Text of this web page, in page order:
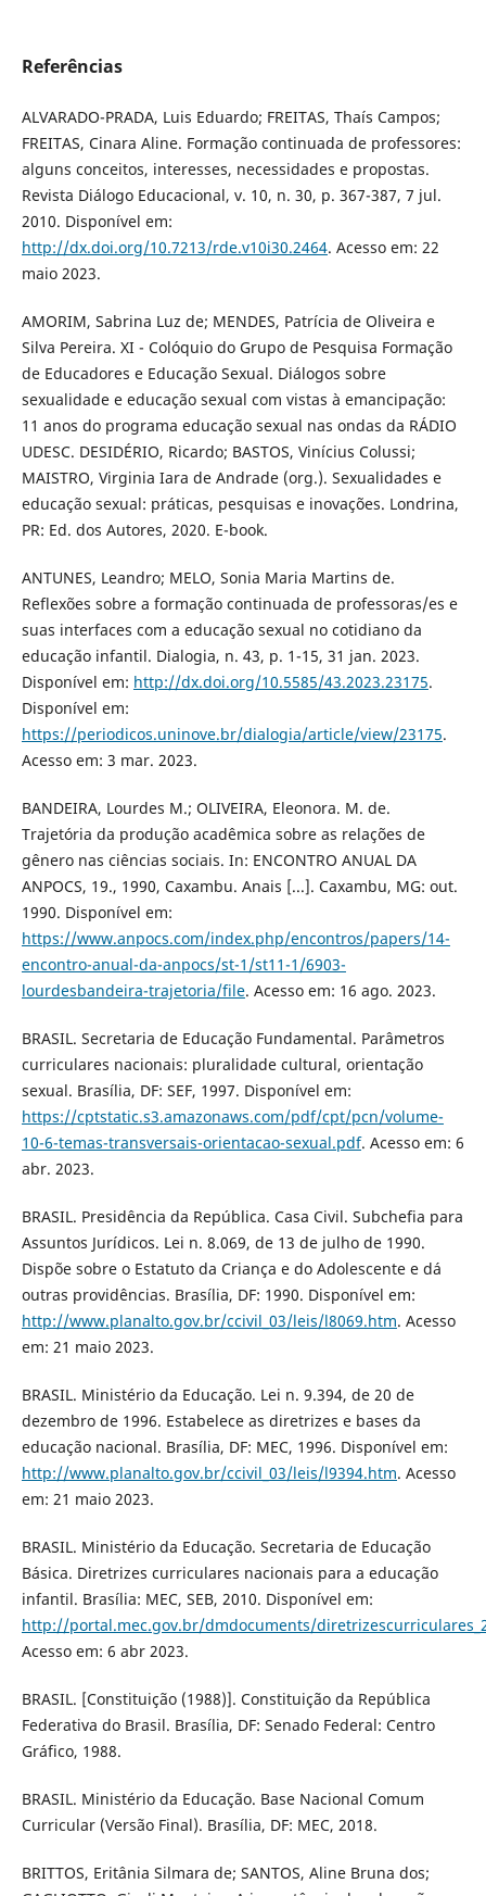
Referências
ALVARADO-PRADA, Luis Eduardo; FREITAS, Thaís Campos;
FREITAS, Cinara Aline. Formação continuada de professores:
alguns conceitos, interesses, necessidades e propostas.
Revista Diálogo Educacional, v. 10, n. 30, p. 367-387, 7 jul.
2010. Disponível em:
http://dx.doi.org/10.7213/rde.v10i30.2464. Acesso em: 22
maio 2023.
AMORIM, Sabrina Luz de; MENDES, Patrícia de Oliveira e
Silva Pereira. XI - Colóquio do Grupo de Pesquisa Formação
de Educadores e Educação Sexual. Diálogos sobre
sexualidade e educação sexual com vistas à emancipação:
11 anos do programa educação sexual nas ondas da RÁDIO
UDESC. DESIDÉRIO, Ricardo; BASTOS, Vinícius Colussi;
MAISTRO, Virginia Iara de Andrade (org.). Sexualidades e
educação sexual: práticas, pesquisas e inovações. Londrina,
PR: Ed. dos Autores, 2020. E-book.
ANTUNES, Leandro; MELO, Sonia Maria Martins de.
Reflexões sobre a formação continuada de professoras/es e
suas interfaces com a educação sexual no cotidiano da
educação infantil. Dialogia, n. 43, p. 1-15, 31 jan. 2023.
Disponível em: http://dx.doi.org/10.5585/43.2023.23175.
Disponível em:
https://periodicos.uninove.br/dialogia/article/view/23175.
Acesso em: 3 mar. 2023.
BANDEIRA, Lourdes M.; OLIVEIRA, Eleonora. M. de.
Trajetória da produção acadêmica sobre as relações de
gênero nas ciências sociais. In: ENCONTRO ANUAL DA
ANPOCS, 19., 1990, Caxambu. Anais [...]. Caxambu, MG: out.
1990. Disponível em:
https://www.anpocs.com/index.php/encontros/papers/14-
encontro-anual-da-anpocs/st-1/st11-1/6903-
lourdesbandeira-trajetoria/file. Acesso em: 16 ago. 2023.
BRASIL. Secretaria de Educação Fundamental. Parâmetros
curriculares nacionais: pluralidade cultural, orientação
sexual. Brasília, DF: SEF, 1997. Disponível em:
https://cptstatic.s3.amazonaws.com/pdf/cpt/pcn/volume-
10-6-temas-transversais-orientacao-sexual.pdf. Acesso em: 6
abr. 2023.
BRASIL. Presidência da República. Casa Civil. Subchefia para
Assuntos Jurídicos. Lei n. 8.069, de 13 de julho de 1990.
Dispõe sobre o Estatuto da Criança e do Adolescente e dá
outras providências. Brasília, DF: 1990. Disponível em:
http://www.planalto.gov.br/ccivil_03/leis/l8069.htm. Acesso
em: 21 maio 2023.
BRASIL. Ministério da Educação. Lei n. 9.394, de 20 de
dezembro de 1996. Estabelece as diretrizes e bases da
educação nacional. Brasília, DF: MEC, 1996. Disponível em:
http://www.planalto.gov.br/ccivil_03/leis/l9394.htm. Acesso
em: 21 maio 2023.
BRASIL. Ministério da Educação. Secretaria de Educação
Básica. Diretrizes curriculares nacionais para a educação
infantil. Brasília: MEC, SEB, 2010. Disponível em:
http://portal.mec.gov.br/dmdocuments/
Acesso em: 6 abr 2023.
BRASIL. [Constituição (1988)]. Constituição da República
Federativa do Brasil. Brasília, DF: Senado Federal: Centro
Gráfico, 1988.
BRASIL. Ministério da Educação. Base Nacional Comum
Curricular (Versão Final). Brasília, DF: MEC, 2018.
BRITTOS, Eritânia Silmara de; SANTOS, Aline Bruna dos;